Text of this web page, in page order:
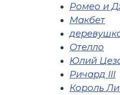
Ромео и
Макбет
Отелло
Юлий
Ричард III
Король